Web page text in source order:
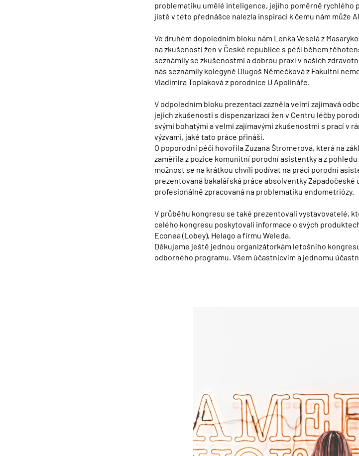
problematiku umělé inteligence, jejího poměrně rychlého
jistě v této přednášce nalezla inspiraci k čemu nám může
Ve druhém dopoledním bloku nám Lenka Veselá z
na zkušenosti žen v České republice s péčí během
seznámily se zkušenostmi a dobrou praxí v našich
nás seznámily kolegyně Dlugoš Němečková z Fakultní
Vladimíra Toplaková z porodnice U Apolináře.
V odpoledním bloku prezentací zazněla velmi zajímavá
jejich zkušenosti s dispenzarizací žen v Centru léčby
svými bohatými a velmi zajímavými zkušenostmi s prací v
výzvami, jaké tato práce přináší.
O poporodní péči hovořila Zuzana Štromerová, která na
zaměřila z pozice komunitní porodní asistentky a z
možnost se na krátkou chvíli podívat na práci porodní
prezentovaná bakalářská práce absolventky
profesionálně zpracovaná na problematiku endometriózy.
V průběhu kongresu se také prezentovali vystavovatelé,
celého kongresu poskytovali informace o svých
Econea (Lobey), Helago a firmu Weleda.
Děkujeme ještě jednou organizátorkám letošního
odborného programu. Všem účastnicvím a jednomu